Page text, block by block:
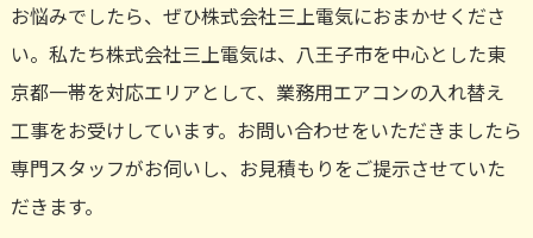
お悩みでしたら、ぜひ株式会社三上電気におまかせくださ
い。私たち株式会社三上電気は、八王子市を中心とした東
京都一帯を対応エリアとして、業務用エアコンの入れ替え
工事をお受けしています。お問い合わせをいただきましたら
専門スタッフがお伺いし、お見積もりをご提示させていた
だきます。